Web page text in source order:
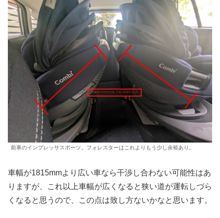
前車のインプレッサスポーツ。フォレスターはこれよりもう少し余裕あり。
車幅が1815mmより広い車なら干渉し合わない可能性はあ
りますが、これ以上車幅が広くなると狭い道が運転しづら
くなると思うので、この点は致し方ないかなと思います。